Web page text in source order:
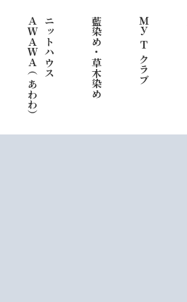
ニットハウス
ＡＷＡＷＡ（あわわ） 藍染め・草木染め Ｍｙ Ｔ クラブ